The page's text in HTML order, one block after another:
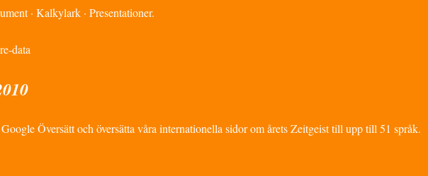
· Kalkylark · Presentationer.
data
Översätt och översätta våra internationella sidor om årets Zeitgeist till upp till 51 språk.